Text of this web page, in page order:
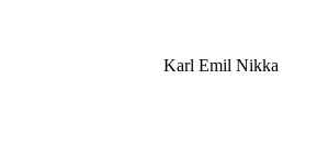
Karl Emil Nikka